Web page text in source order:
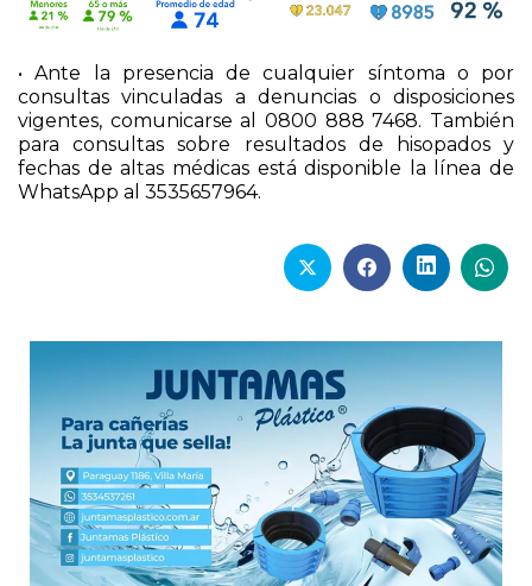
• Ante la presencia de cualquier síntoma o por
consultas vinculadas a denuncias o disposiciones
vigentes, comunicarse al 0800 888 7468. También
para consultas sobre resultados de hisopados y
fechas de altas médicas está disponible la línea de
WhatsApp al 3535657964.